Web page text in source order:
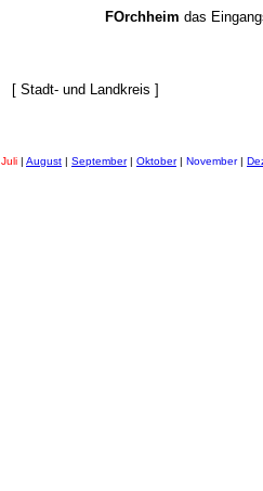
FOrchheim das
[ Stadt- und Landkreis ]
Juli | August | September| Oktober| November |